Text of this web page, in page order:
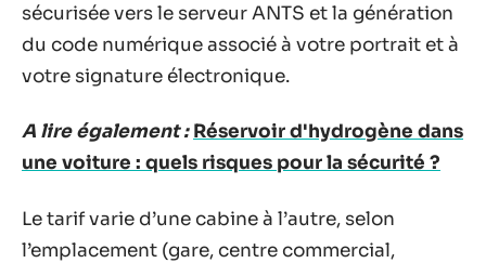
sécurisée vers le serveur ANTS et la génération
du code numérique associé à votre portrait et à
votre signature électronique.
A lire également : Réservoir d'hydrogène dans
une voiture : quels risques pour la sécurité ?
Le tarif varie d’une cabine à l’autre, selon
l’emplacement (gare, centre commercial,